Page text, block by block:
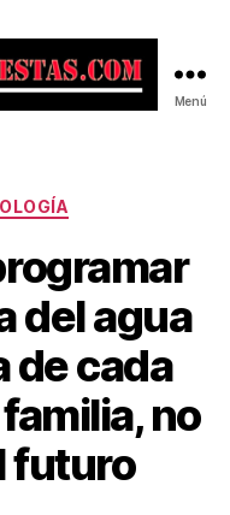
Menú
del agua
de cada
no
futuro